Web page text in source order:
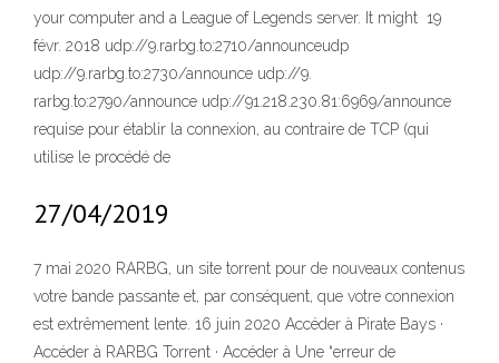
your computer and a League of Legends server. It might 19
févr. 2018 udp://9.rarbg.to:2710/announceudp
udp://9.rarbg.to:2730/announce udp://9.
rarbg.to:2790/announce udp://91.218.230.81:6969/announce
requise pour établir la connexion, au contraire de TCP (qui
utilise le procédé de
27/04/2019
7 mai 2020 RARBG, un site torrent pour de nouveaux contenus
votre bande passante et, par conséquent, que votre connexion
est extrêmement lente. 16 juin 2020 Accéder à Pirate Bays ·
Accéder à RARBG Torrent · Accéder à Une “erreur de